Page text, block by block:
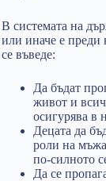
В системата на
или иначе е преди
се въведе:
Да бъдат
живот и
осигурява в
Децата да
роли на
по-силното
Да се